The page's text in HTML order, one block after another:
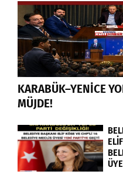
KARABÜK–YENİCE
MÜJDE!